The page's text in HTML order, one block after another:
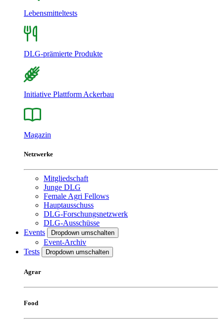
Lebensmitteltests
DLG-prämierte Produkte
Initiative Plattform Ackerbau
Magazin
Netzwerke
Mitgliedschaft
Junge DLG
Female Agri Fellows
Hauptausschuss
DLG-Forschungsnetzwerk
DLG-Ausschüsse
Events
Dropdown umschalten
Event-Archiv
Tests
Dropdown umschalten
Agrar
Food